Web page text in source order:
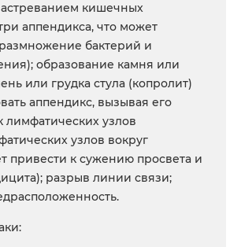
кишечных
аппендикса, что может
бактерий и
образование камня или
или грудка стула (копролит)
аппендикс, вызывая его
лимфатических узлов
узлов вокруг
привести к сужению просвета и
разрыв линии связи;